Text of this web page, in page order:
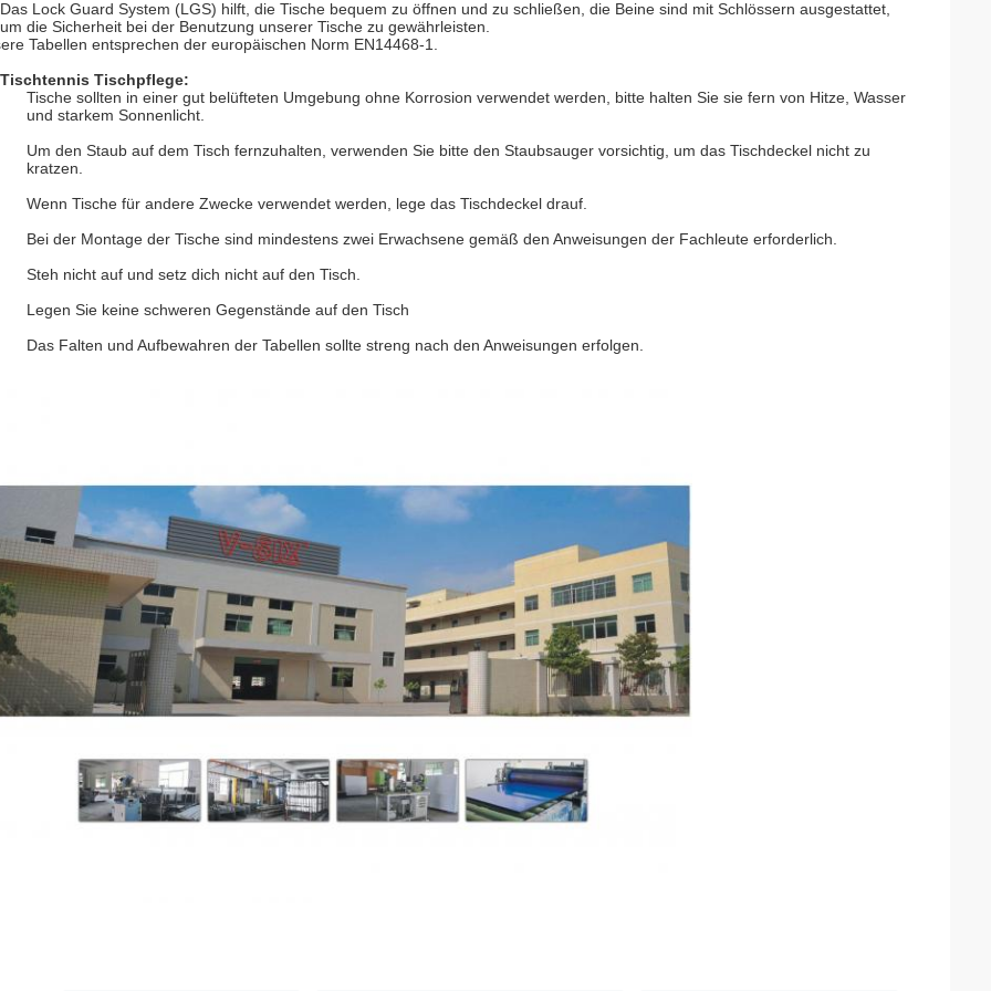
Das Lock Guard System (LGS) hilft, die Tische bequem zu öffnen und zu schließen, die Beine sind mit Schlössern ausgestattet,
um die Sicherheit bei der Benutzung unserer Tische zu gewährleisten.
Tabellen entsprechen der europäischen Norm EN14468-1.
Tischtennis Tischpflege:
Tische sollten in einer gut belüfteten Umgebung ohne Korrosion verwendet werden, bitte halten Sie sie fern von Hitze, Wasser
und starkem Sonnenlicht.
Um den Staub auf dem Tisch fernzuhalten, verwenden Sie bitte den Staubsauger vorsichtig, um das Tischdeckel nicht zu
kratzen.
Wenn Tische für andere Zwecke verwendet werden, lege das Tischdeckel drauf.
Bei der Montage der Tische sind mindestens zwei Erwachsene gemäß den Anweisungen der Fachleute erforderlich.
Steh nicht auf und setz dich nicht auf den Tisch.
Legen Sie keine schweren Gegenstände auf den Tisch
Das Falten und Aufbewahren der Tabellen sollte streng nach den Anweisungen erfolgen.